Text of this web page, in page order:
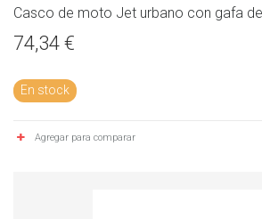
Casco de moto Jet urbano con gafa
74,34 €
En stock
Agregar para comparar